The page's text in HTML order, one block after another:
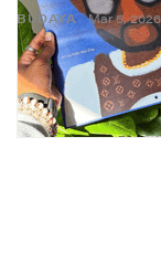
BUDAYA Mar 5, 2026